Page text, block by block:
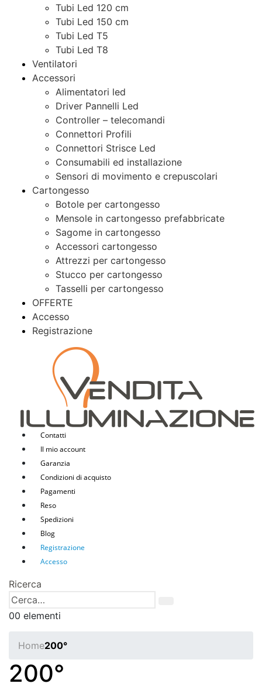
Tubi Led 120 cm
Tubi Led 150 cm
Tubi Led T5
Tubi Led T8
Ventilatori
Accessori
Alimentatori led
Driver Pannelli Led
Controller – telecomandi
Connettori Profili
Connettori Strisce Led
Consumabili ed installazione
Sensori di movimento e crepuscolari
Cartongesso
Botole per cartongesso
Mensole in cartongesso prefabbricate
Sagome in cartongesso
Accessori cartongesso
Attrezzi per cartongesso
Stucco per cartongesso
Tasselli per cartongesso
OFFERTE
Accesso
Registrazione
Contatti
Il mio account
Garanzia
Condizioni di acquisto
Pagamenti
Reso
Spedizioni
Blog
Registrazione
Accesso
Ricerca
00 elementi
Home200°
200°